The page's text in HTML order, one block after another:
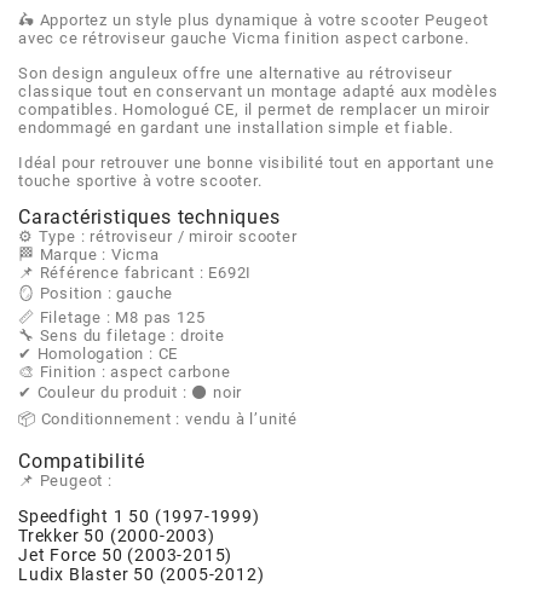
CABLERIE
STICKERS
BON PLAN
MOTEUR SOLEX
PARTIE CYCLE SOLEX
CHASSIS
FREINAGE
CABLERIE
ELECTRICITE
VARIATION
EMBRAYAGE
TRANSMISSION
REFROIDISSEMENT
RESERVOIR
DEMARRAGE
CARTER
POSTE DE PILOTAGE
CHASSIS
FREINAGE
ECLAIRAGE
ELECTRICITE
CABLERIE
CARROSSERIE
AM6 ALL DAY
DERBI E3 ALL DAY
AGP
AIRSAL
AJP
ALGI
ALLPRO
APRILIA
ARCHIVE
🛵 Apportez un style plus dynamique à votre scooter Peugeot
avec ce rétroviseur gauche Vicma finition aspect carbone.
Son design anguleux offre une alternative au rétroviseur
classique tout en conservant un montage adapté aux modèles
compatibles. Homologué CE, il permet de remplacer un miroir
endommagé en gardant une installation simple et fiable.
Idéal pour retrouver une bonne visibilité tout en apportant une
touche sportive à votre scooter.
Caractéristiques techniques
⚙️ Type : rétroviseur / miroir scooter
🏁 Marque : Vicma
📌 Référence fabricant : E692I
🪞 Position : gauche
📏 Filetage : M8 pas 125
🔧 Sens du filetage : droite
✔ Homologation : CE
🎨 Finition : aspect carbone
✔ Couleur du produit : ⚫ noir
📦 Conditionnement : vendu à l’unité
Compatibilité
📌 Peugeot :
Speedfight 1 50 (1997-1999)
Trekker 50 (2000-2003)
Jet Force 50 (2003-2015)
Ludix Blaster 50 (2005-2012)